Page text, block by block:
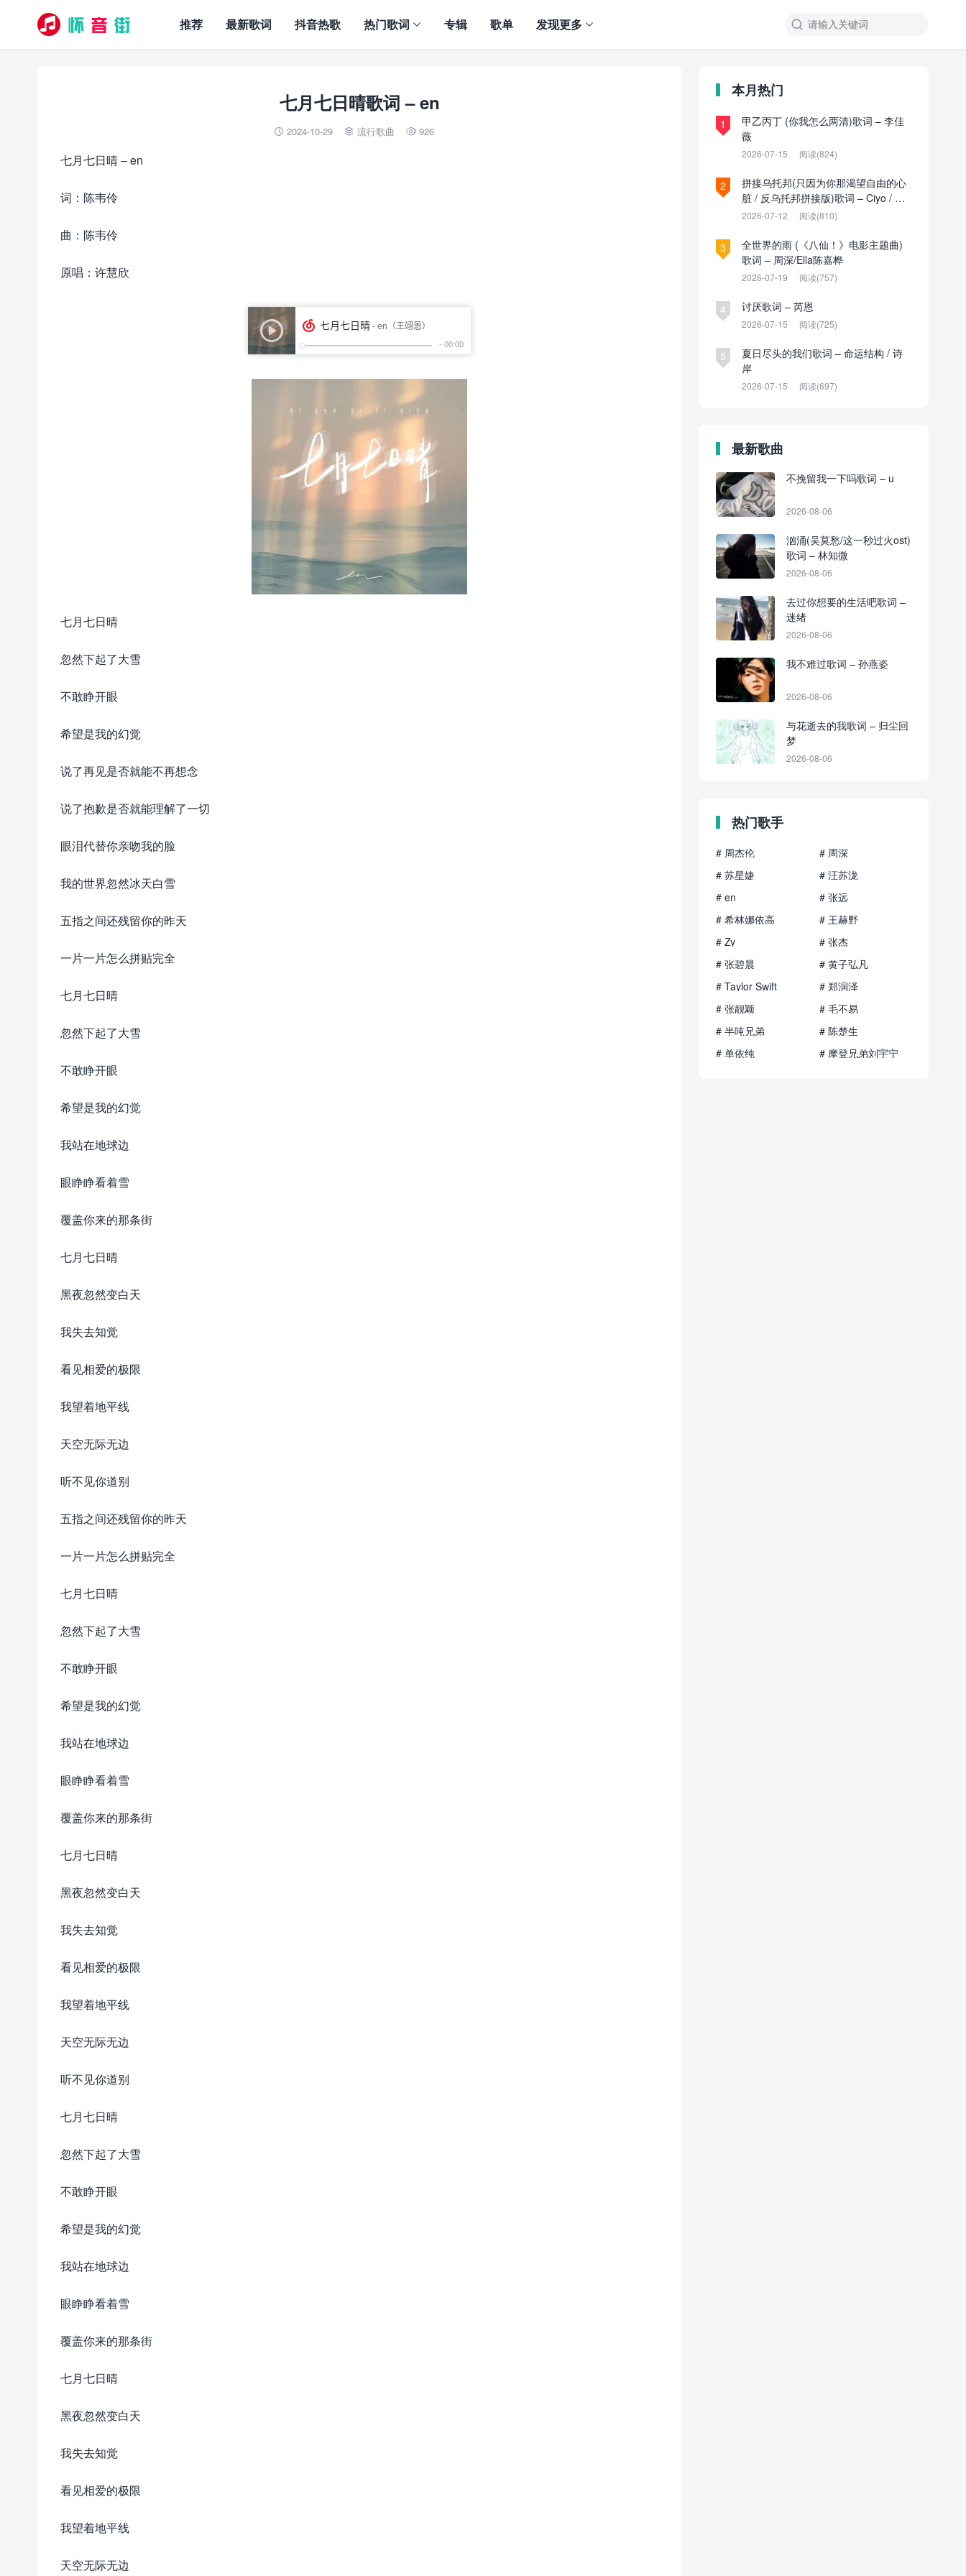

推荐 最新歌词 抖音热歌 热门歌词 专辑 歌单 发现更多
七月七日晴歌词 – en
 2024-10-29  流行歌曲  926
七月七日晴 – en
词：陈韦伶
曲：陈韦伶
原唱：许慧欣
七月七日晴
忽然下起了大雪
不敢睁开眼
希望是我的幻觉
说了再见是否就能不再想念
说了抱歉是否就能理解了一切
眼泪代替你亲吻我的脸
我的世界忽然冰天白雪
五指之间还残留你的昨天
一片一片怎么拼贴完全
七月七日晴
忽然下起了大雪
不敢睁开眼
希望是我的幻觉
我站在地球边
眼睁睁看着雪
覆盖你来的那条街
七月七日晴
黑夜忽然变白天
我失去知觉
看见相爱的极限
我望着地平线
天空无际无边
听不见你道别
五指之间还残留你的昨天
一片一片怎么拼贴完全
七月七日晴
忽然下起了大雪
不敢睁开眼
希望是我的幻觉
我站在地球边
眼睁睁看着雪
覆盖你来的那条街
七月七日晴
黑夜忽然变白天
我失去知觉
看见相爱的极限
我望着地平线
天空无际无边
听不见你道别
七月七日晴
忽然下起了大雪
不敢睁开眼
希望是我的幻觉
我站在地球边
眼睁睁看着雪
覆盖你来的那条街
七月七日晴
黑夜忽然变白天
我失去知觉
看见相爱的极限
我望着地平线
天空无际无边
本月热门
1
甲乙丙丁 (你我怎么两清)歌词 – 李佳
薇
2026-07-15 阅读(824)
2
拼接乌托邦(只因为你那渴望自由的心
脏 / 反乌托邦拼接版)歌词 – Ciyo / 见
过夏天P / 乌托邦P
2026-07-12 阅读(810)
3
全世界的雨 (《八仙！》电影主题曲)
歌词 – 周深/Ella陈嘉桦
2026-07-19 阅读(757)
4 讨厌歌词 – 芮恩
2026-07-15 阅读(725)
5
夏日尽头的我们歌词 – 命运结构 / 诗
岸
2026-07-15 阅读(697)
最新歌曲
不挽留我一下吗歌词 – u
2026-08-06
汹涌(吴莫愁/这一秒过火ost)
歌词 – 林知微
2026-08-06
去过你想要的生活吧歌词 –
迷绪
2026-08-06
我不难过歌词 – 孙燕姿
2026-08-06
与花逝去的我歌词 – 归尘回
梦
2026-08-06
热门歌手
# 周杰伦
# 周深
# 苏星婕
# 汪苏泷
# en
# 张远
# 希林娜依高
# 王赫野
# Zy
# 张杰
# 张碧晨
# 黄子弘凡
# Taylor Swift
# 郑润泽
# 张靓颖
# 毛不易
# 半吨兄弟
# 陈楚生
# 单依纯
# 摩登兄弟刘宇宁